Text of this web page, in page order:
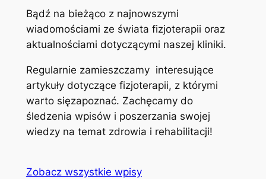
Bądź na bieżąco z najnowszymi
wiadomościami ze świata fizjoterapii oraz
aktualnościami dotyczącymi naszej kliniki.
Regularnie zamieszczamy interesujące
artykuły dotyczące fizjoterapii, z którymi
warto sięzapoznać. Zachęcamy do
śledzenia wpisów i poszerzania swojej
wiedzy na temat zdrowia i rehabilitacji!
Zobacz wszystkie wpisy